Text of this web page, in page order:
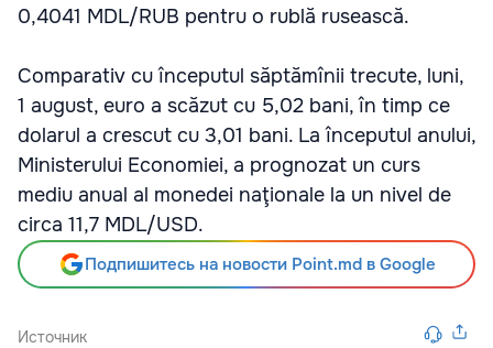
0,4041 MDL/RUB pentru o rublă rusească.
Comparativ cu începutul săptămînii trecute, luni,
1 august, euro a scăzut cu 5,02 bani, în timp ce
dolarul a crescut cu 3,01 bani. La începutul anului,
Ministerului Economiei, a prognozat un curs
mediu anual al monedei naţionale la un nivel de
circa 11,7 MDL/USD.
Подпишитесь на новости Point.md в Google
Источник